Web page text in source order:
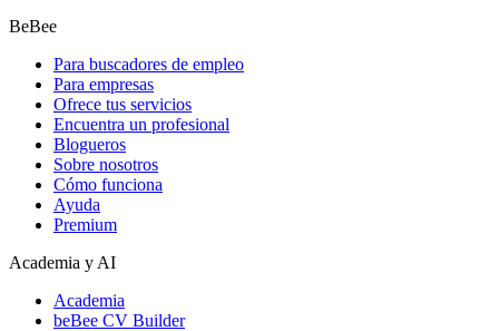
BeBee
Para buscadores de empleo
Para empresas
Ofrece tus servicios
Encuentra un profesional
Blogueros
Sobre nosotros
Cómo funciona
Ayuda
Premium
Academia y AI
Academia
beBee CV Builder